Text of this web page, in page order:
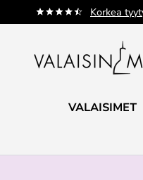
Korkea
Skip
to
VALAISIMET